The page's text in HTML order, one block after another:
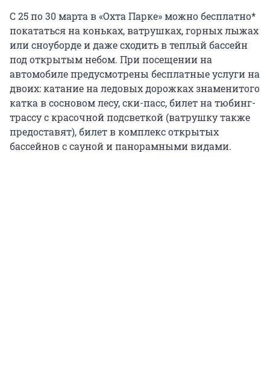
С 25 по 30 марта в «Охта Парке» можно бесплатно*
покататься на коньках, ватрушках, горных лыжах
или сноуборде и даже сходить в теплый бассейн
под открытым небом. При посещении на
автомобиле предусмотрены бесплатные услуги на
двоих: катание на ледовых дорожках знаменитого
катка в сосновом лесу, ски-пасс, билет на тюбинг-
трассу с красочной подсветкой (ватрушку также
предоставят), билет в комплекс открытых
бассейнов с сауной и панорамными видами.